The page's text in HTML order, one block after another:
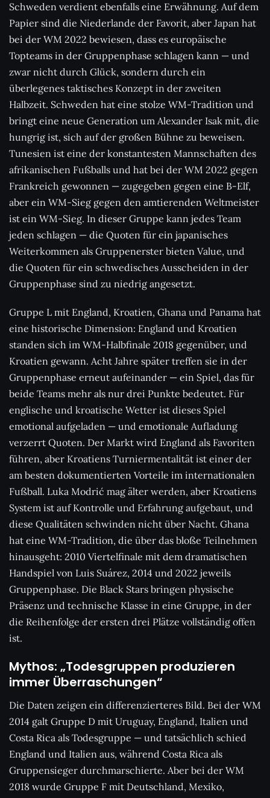
Schweden verdient ebenfalls eine Erwähnung. Auf dem
Papier sind die Niederlande der Favorit, aber Japan hat
bei der WM 2022 bewiesen, dass es europäische
Topteams in der Gruppenphase schlagen kann — und
zwar nicht durch Glück, sondern durch ein
überlegenes taktisches Konzept in der zweiten
Halbzeit. Schweden hat eine stolze WM-Tradition und
bringt eine neue Generation um Alexander Isak mit, die
hungrig ist, sich auf der großen Bühne zu beweisen.
Tunesien ist eine der konstantesten Mannschaften des
afrikanischen Fußballs und hat bei der WM 2022 gegen
Frankreich gewonnen — zugegeben gegen eine B-Elf,
aber ein WM-Sieg gegen den amtierenden Weltmeister
ist ein WM-Sieg. In dieser Gruppe kann jedes Team
jeden schlagen — die Quoten für ein japanisches
Weiterkommen als Gruppenerster bieten Value, und
die Quoten für ein schwedisches Ausscheiden in der
Gruppenphase sind zu niedrig angesetzt.
Gruppe L mit England, Kroatien, Ghana und Panama hat
eine historische Dimension: England und Kroatien
standen sich im WM-Halbfinale 2018 gegenüber, und
Kroatien gewann. Acht Jahre später treffen sie in der
Gruppenphase erneut aufeinander — ein Spiel, das für
beide Teams mehr als nur drei Punkte bedeutet. Für
englische und kroatische Wetter ist dieses Spiel
emotional aufgeladen — und emotionale Aufladung
verzerrt Quoten. Der Markt wird England als Favoriten
führen, aber Kroatiens Turniermentalität ist einer der
am besten dokumentierten Vorteile im internationalen
Fußball. Luka Modrić mag älter werden, aber Kroatiens
System ist auf Kontrolle und Erfahrung aufgebaut, und
diese Qualitäten schwinden nicht über Nacht. Ghana
hat eine WM-Tradition, die über das bloße Teilnehmen
hinausgeht: 2010 Viertelfinale mit dem dramatischen
Handspiel von Luis Suárez, 2014 und 2022 jeweils
Gruppenphase. Die Black Stars bringen physische
Präsenz und technische Klasse in eine Gruppe, in der
die Reihenfolge der ersten drei Plätze vollständig offen
ist.
Mythos: „Todesgruppen produzieren
immer Überraschungen“
Die Daten zeigen ein differenzierteres Bild. Bei der WM
2014 galt Gruppe D mit Uruguay, England, Italien und
Costa Rica als Todesgruppe — und tatsächlich schied
England und Italien aus, während Costa Rica als
Gruppensieger durchmarschierte. Aber bei der WM
2018 wurde Gruppe F mit Deutschland, Mexiko,